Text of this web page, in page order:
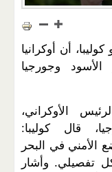
أن أوكرانيا
وجورجيا
الأوكراني،
قال كوليبا:
الأمني في البحر
تفصيلي. وأشار